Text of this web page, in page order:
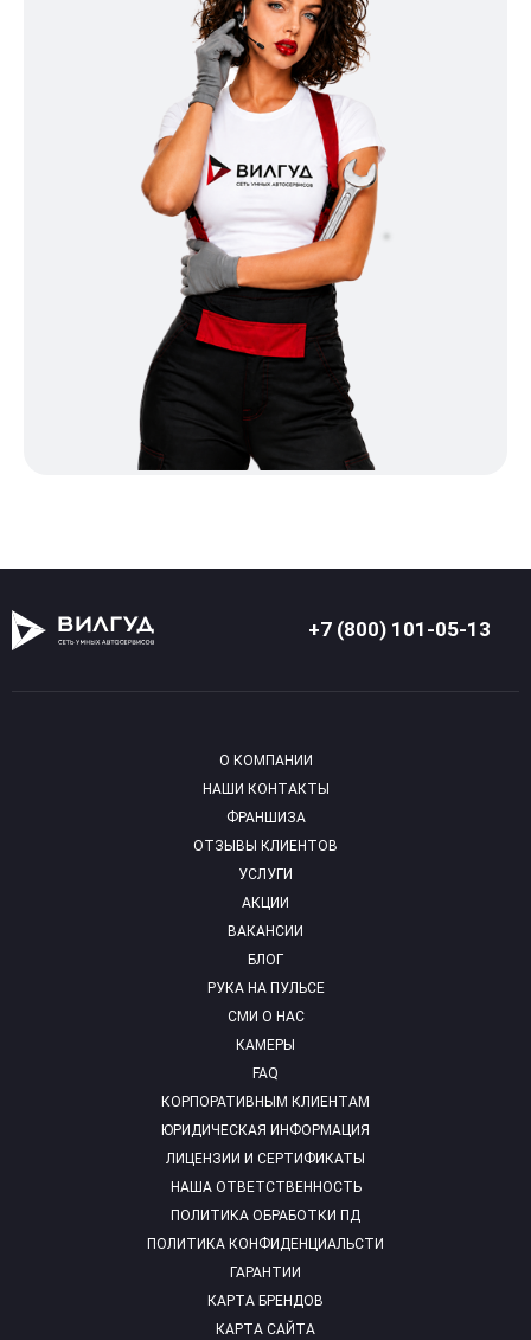
+7 (800) 101-05-13
О КОМПАНИИ
НАШИ КОНТАКТЫ
ФРАНШИЗА
ОТЗЫВЫ КЛИЕНТОВ
УСЛУГИ
АКЦИИ
ВАКАНСИИ
БЛОГ
РУКА НА ПУЛЬСЕ
СМИ О НАС
КАМЕРЫ
FAQ
КОРПОРАТИВНЫМ КЛИЕНТАМ
ЮРИДИЧЕСКАЯ ИНФОРМАЦИЯ
ЛИЦЕНЗИИ И СЕРТИФИКАТЫ
НАША ОТВЕТСТВЕННОСТЬ
ПОЛИТИКА ОБРАБОТКИ ПД
ПОЛИТИКА КОНФИДЕНЦИАЛЬСТИ
ГАРАНТИИ
КАРТА БРЕНДОВ
КАРТА САЙТА